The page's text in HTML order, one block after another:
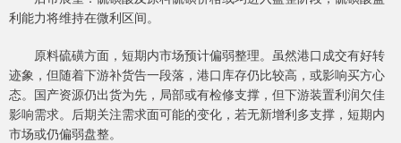
利能力将维持在微利区间。
原料硫磺方面，短期内市场预计偏弱整理。虽然港口成交有好转
迹象，但随着下游补货告一段落，港口库存仍比较高，或影响买方心
态。国产资源仍出货为先，局部或有检修支撑，但下游装置利润欠佳
影响需求。后期关注需求面可能的变化，若无新增利多支撑，短期内
市场或仍偏弱盘整。